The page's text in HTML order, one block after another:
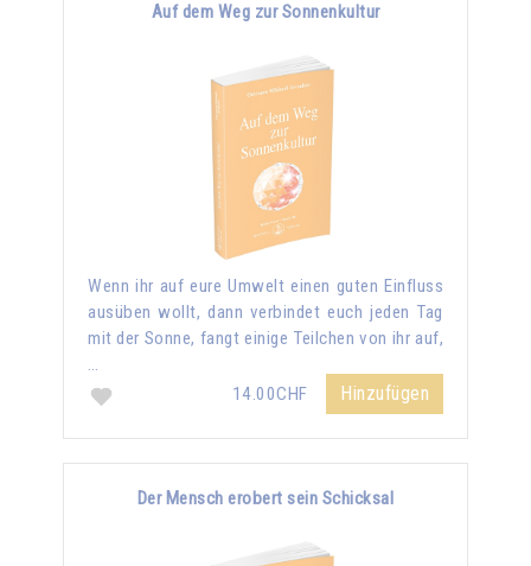
Auf dem Weg zur Sonnenkultur
Wenn ihr auf eure Umwelt einen guten Einfluss
ausüben wollt, dann verbindet euch jeden Tag
mit der Sonne, fangt einige Teilchen von ihr auf,
…
14.00CHF
Hinzufügen
Der Mensch erobert sein Schicksal